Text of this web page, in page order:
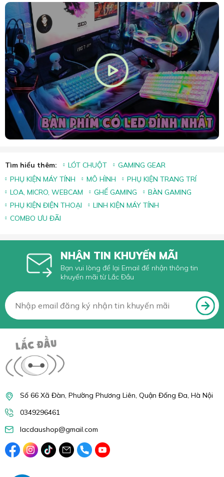
Tìm hiểu thêm: LÓT CHUỘT
GAMING GEAR
PHỤ KIỆN MÁY TÍNH
MÔ HÌNH
PHỤ KIỆN TRANG TRÍ
LOA, MICRO, WEBCAM
GHẾ GAMING
BÀN GAMING
PHỤ KIỆN ĐIỆN THOẠI
LINH KIỆN MÁY TÍNH
COMBO ƯU ĐÃI
NHẬN TIN KHUYẾN MÃI
Bạn vui lòng để lại Email để nhận thông tin
khuyến mãi từ Lắc Đầu
Số 66 Xã Đàn, Phường Phương Liên, Quận Đống Đa, Hà Nội
0349296461
lacdaushop@gmail.com